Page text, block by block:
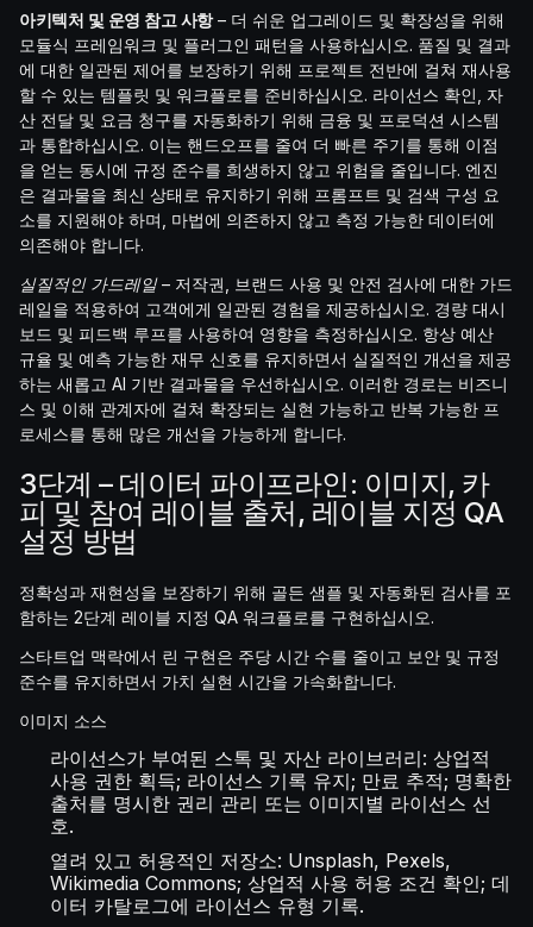
아키텍처 및 운영 참고 사항– 더 쉬운 업그레이드 및 확장성을 위해
모듈식 프레임워크 및 플러그인 패턴을 사용하십시오. 품질 및 결과
에 대한 일관된 제어를 보장하기 위해 프로젝트 전반에 걸쳐 재사용
할 수 있는 템플릿 및 워크플로를 준비하십시오. 라이선스 확인, 자
산 전달 및 요금 청구를 자동화하기 위해 금융 및 프로덕션 시스템
과 통합하십시오. 이는 핸드오프를 줄여 더 빠른 주기를 통해 이점
을 얻는 동시에 규정 준수를 희생하지 않고 위험을 줄입니다. 엔진
은 결과물을 최신 상태로 유지하기 위해 프롬프트 및 검색 구성 요
소를 지원해야 하며, 마법에 의존하지 않고 측정 가능한 데이터에
의존해야 합니다.
실질적인 가드레일– 저작권, 브랜드 사용 및 안전 검사에 대한 가드
레일을 적용하여 고객에게 일관된 경험을 제공하십시오. 경량 대시
보드 및 피드백 루프를 사용하여 영향을 측정하십시오. 항상 예산
규율 및 예측 가능한 재무 신호를 유지하면서 실질적인 개선을 제공
하는 새롭고 AI 기반 결과물을 우선하십시오. 이러한 경로는 비즈니
스 및 이해 관계자에 걸쳐 확장되는 실현 가능하고 반복 가능한 프
로세스를 통해 많은 개선을 가능하게 합니다.
3단계 – 데이터 파이프라인: 이미지, 카
피 및 참여 레이블 출처, 레이블 지정 QA
설정 방법
정확성과 재현성을 보장하기 위해 골든 샘플 및 자동화된 검사를 포
함하는 2단계 레이블 지정 QA 워크플로를 구현하십시오.
스타트업 맥락에서 린 구현은 주당 시간 수를 줄이고 보안 및 규정
준수를 유지하면서 가치 실현 시간을 가속화합니다.
이미지 소스
라이선스가 부여된 스톡 및 자산 라이브러리: 상업적
사용 권한 획득; 라이선스 기록 유지; 만료 추적; 명확한
출처를 명시한 권리 관리 또는 이미지별 라이선스 선
호.
열려 있고 허용적인 저장소: Unsplash, Pexels,
Wikimedia Commons; 상업적 사용 허용 조건 확인; 데
이터 카탈로그에 라이선스 유형 기록.